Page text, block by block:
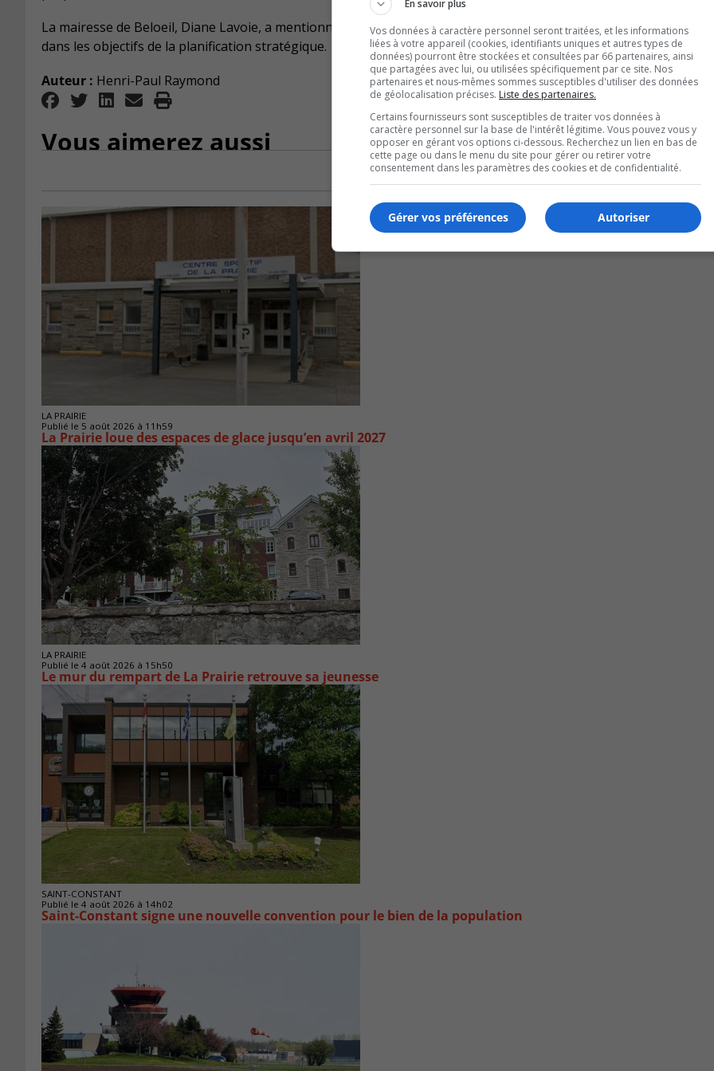
La mairesse de Beloeil, Diane Lavoie, a mentionné que ce budget, et la légère fluctuation du compte de taxes,
dans les objectifs de la planification stratégique.
Auteur : Henri-Paul Raymond
Vous aimerez aussi
LA PRAIRIE
Publié le 5 août 2026 à 11h59
La Prairie loue des espaces de glace jusqu’en avril 2027
LA PRAIRIE
Publié le 4 août 2026 à 15h50
Le mur du rempart de La Prairie retrouve sa jeunesse
SAINT-CONSTANT
Publié le 4 août 2026 à 14h02
Saint-Constant signe une nouvelle convention pour le bien de la population
En savoir plus
Vos données à caractère personnel seront traitées, et les informations
liées à votre appareil (cookies, identifiants uniques et autres types de
données) pourront être stockées et consultées par 66 partenaires, ainsi
que partagées avec lui, ou utilisées spécifiquement par ce site. Nos
partenaires et nous-mêmes sommes susceptibles d'utiliser des données
de géolocalisation précises. Liste des partenaires.
Certains fournisseurs sont susceptibles de traiter vos données à
caractère personnel sur la base de l'intérêt légitime. Vous pouvez vous y
opposer en gérant vos options ci-dessous. Recherchez un lien en bas de
cette page ou dans le menu du site pour gérer ou retirer votre
consentement dans les paramètres des cookies et de confidentialité.
Autoriser
Gérer vos préférences